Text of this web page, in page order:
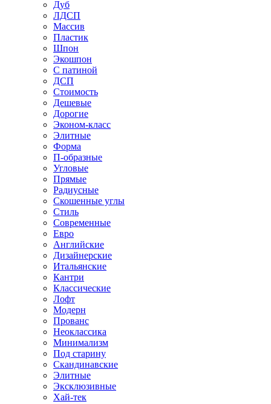
Дуб
ЛДСП
Массив
Пластик
Шпон
Экошпон
С патиной
ДСП
Стоимость
Дешевые
Дорогие
Эконом-класс
Элитные
Форма
П-образные
Угловые
Прямые
Радиусные
Скошенные углы
Стиль
Современные
Евро
Английские
Дизайнерские
Итальянские
Кантри
Классические
Лофт
Модерн
Прованс
Неоклассика
Минимализм
Под старину
Скандинавские
Элитные
Эксклюзивные
Хай-тек